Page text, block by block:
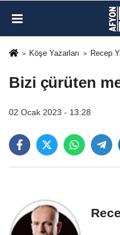
Köşe Yazarları Recep
Bizi çürüten
02 Ocak 2023 - 13:28